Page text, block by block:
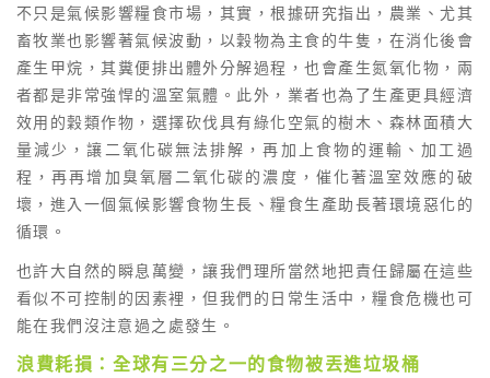
不只是氣候影響糧食市場，其實，根據研究指出，農業、尤其
畜牧業也影響著氣候波動，以穀物為主食的牛隻，在消化後會
產生甲烷，其糞便排出體外分解過程，也會產生氮氧化物，兩
者都是非常強悍的溫室氣體。此外，業者也為了生產更具經濟
效用的穀類作物，選擇砍伐具有綠化空氣的樹木、森林面積大
量減少，讓二氧化碳無法排解，再加上食物的運輸、加工過
程，再再增加臭氧層二氧化碳的濃度，催化著溫室效應的破
壞，進入一個氣候影響食物生長、糧食生產助長著環境惡化的
循環。
也許大自然的瞬息萬變，讓我們理所當然地把責任歸屬在這些
看似不可控制的因素裡，但我們的日常生活中，糧食危機也可
能在我們沒注意過之處發生。
浪費耗損：全球有三分之一的食物被丟進垃圾桶